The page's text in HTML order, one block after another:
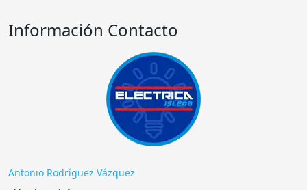
Eléctrica Isleña